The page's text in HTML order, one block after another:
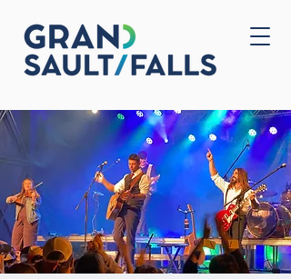
Home